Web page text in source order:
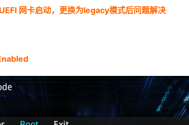
网卡启动，更换为legacy模式后问题解决